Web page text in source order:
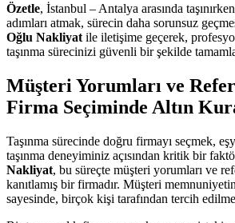
Özetle, İstanbul – Antalya arasında
adımları atmak, sürecin daha sorunsuz
Oğlu Nakliyat ile iletişime geçerek,
taşınma sürecinizi güvenli bir şekilde
Müşteri Yorumları ve
Firma Seçiminde Altın
Taşınma sürecinde doğru firmayı seçmek,
taşınma deneyiminiz açısından kritik bir
Nakliyat, bu süreçte müşteri yorumları ve
kanıtlamış bir firmadır. Müşteri
sayesinde, birçok kişi tarafından tercih